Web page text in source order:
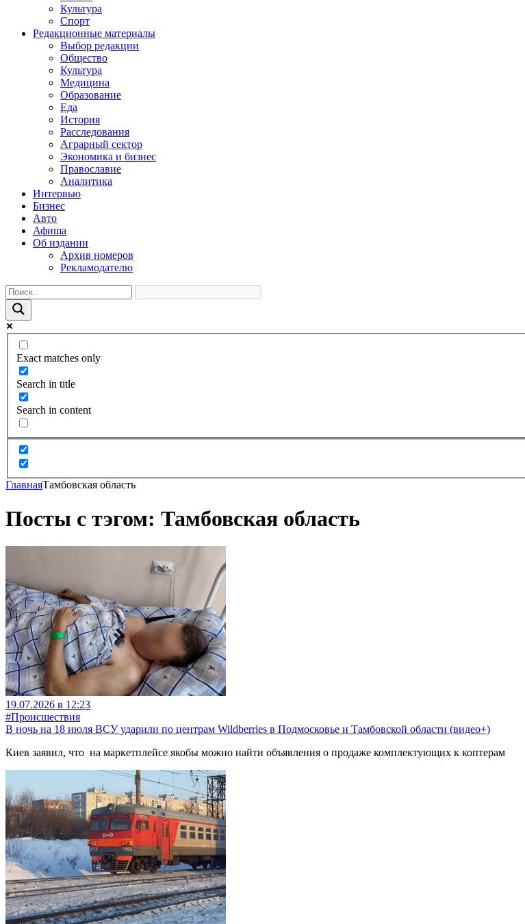
Культура
Спорт
Редакционные материалы
Выбор редакции
Общество
Культура
Медицина
Образование
Еда
История
Расследования
Аграрный сектор
Экономика и бизнес
Православие
Аналитика
Интервью
Бизнес
Авто
Афиша
Об издании
Архив номеров
Рекламодателю
Exact matches only
Search in title
Search in content
ГлавнаяТамбовская область
Посты с тэгом: Тамбовская область
19.07.2026 в 12:23
#Происшествия
В ночь на 18 июля ВСУ ударили по центрам Wildberries в Подмосковье и Тамбовской области (видео+)
Киев заявил, что на маркетплейсе якобы можно найти объявления о продаже комплектующих к коптерам